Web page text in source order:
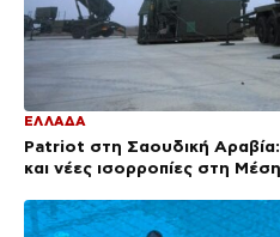
ΕΛΛΑΔΑ
Patriot στη Σαουδική
και νέες ισορροπίες στη